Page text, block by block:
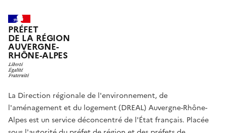
PRÉFET
DE LA RÉGION
AUVERGNE-
RHÔNE-ALPES
La Direction régionale de l'environnement, de
l'aménagement et du logement (DREAL) Auvergne-Rhône-
Alpes est un service déconcentré de l'État français. Placée